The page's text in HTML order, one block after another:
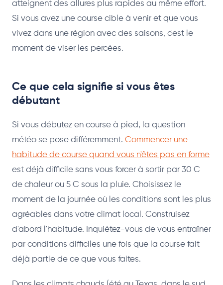
atteignent des allures plus rapides au même effort.
Si vous avez une course cible à venir et que vous
vivez dans une région avec des saisons, c'est le
moment de viser les percées.
Ce que cela signifie si vous êtes
débutant
Si vous débutez en course à pied, la question
météo se pose différemment. Commencer une
habitude de course quand vous n'êtes pas en forme
est déjà difficile sans vous forcer à sortir par 30 C
de chaleur ou 5 C sous la pluie. Choisissez le
moment de la journée où les conditions sont les plus
agréables dans votre climat local. Construisez
d'abord l'habitude. Inquiétez-vous de vous entraîner
par conditions difficiles une fois que la course fait
déjà partie de ce que vous faites.